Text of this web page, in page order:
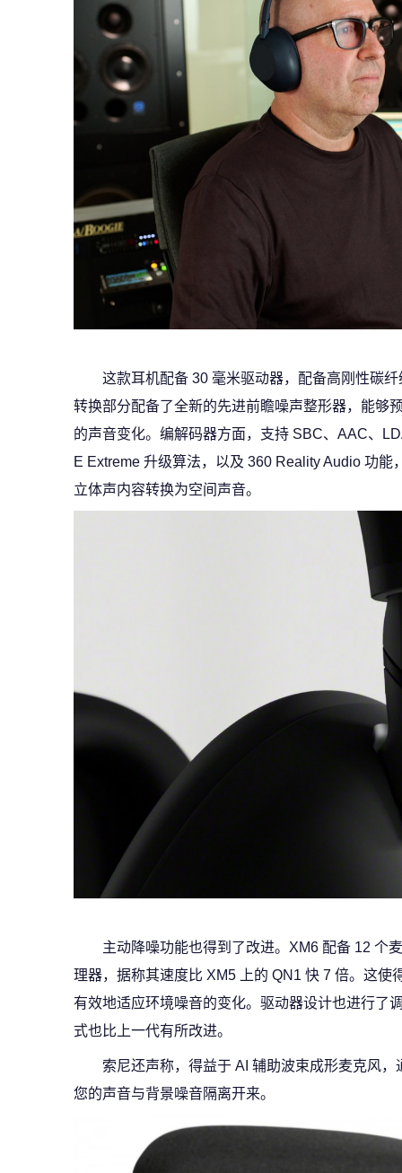
这款耳机配备 30 毫米驱动器，配备高刚性碳
转换部分配备了全新的先进前瞻噪声整形器，能够
的声音变化。编解码器方面，支持 SBC、AAC、
E Extreme 升级算法，以及 360 Reality Audio 功
立体声内容转换为空间声音。
主动降噪功能也得到了改进。XM6 配备 12 个
理器，据称其速度比 XM5 上的 QN1 快 7 倍。这使
有效地适应环境噪音的变化。驱动器设计也进行了
式也比上一代有所改进。
索尼还声称，得益于 AI 辅助波束成形麦克风
您的声音与背景噪音隔离开来。